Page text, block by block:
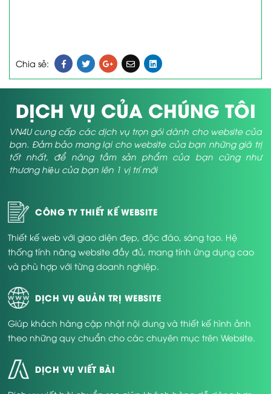
Chia sẻ:
DỊCH VỤ CỦA CHÚNG TÔI
VN4U cung cấp các dịch vụ trọn gói dành cho website của
bạn. Đảm bảo mang lại cho website của bạn những giá trị
tốt nhất, để nâng tầm sản phẩm của bạn cũng như
thương hiệu của bạn lên 1 vị trí mới
CÔNG TY THIẾT KẾ WEBSITE
Thiết kế web với giao diện đẹp, độc đáo, sáng tạo. Hệ
thống tính năng website đầy đủ, mang tính ứng dụng cao
và phù hợp với từng doanh nghiệp.
DỊCH VỤ QUẢN TRỊ WEBSITE
Giúp khách hàng cập nhật nội dung và thiết kế hình ảnh
theo những quy chuẩn cho các chuyên mục trên Website.
DỊCH VỤ VIẾT BÀI